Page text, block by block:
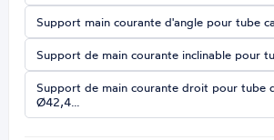
Support main courante d'angle pour tube
Support de main courante inclinable pour
Support de main courante droit pour tube
Ø42,4…